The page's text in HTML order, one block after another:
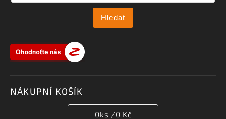
Hledat
NÁKUPNÍ KOŠÍK
0ks /0 Kč